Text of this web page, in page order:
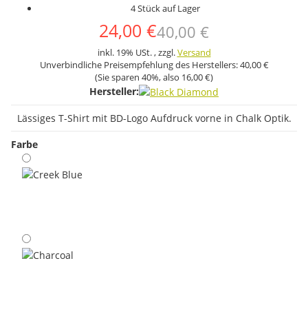
4 Stück auf Lager
24,00 €40,00 €
inkl. 19% USt. , zzgl.Versand
Unverbindliche Preisempfehlung des Herstellers:40,00 €
(Sie sparen 40%, also 16,00 €)
Hersteller:
Lässiges T-Shirt mit BD-Logo Aufdruck vorne in Chalk Optik.
Farbe
Creek Blue